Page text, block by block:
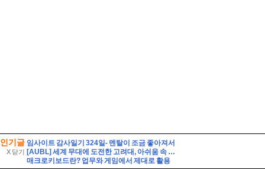
인기글
X 닫기
임사이트 감사일기 324일- 멘탈이 조금 좋아져서
[AUBL] 세계 무대에 도전한 고려대, 아쉬움 속 대회 마무리
매크로키보드란? 업무와 게임에서 제대로 활용